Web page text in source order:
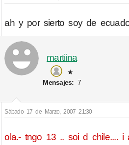
ah y por sierto soy de
martiina
★
Mensajes: 7
Sábado 17 de Marzo, 2007 21:30
ola.- tngo 13 .. soi d chile.... i